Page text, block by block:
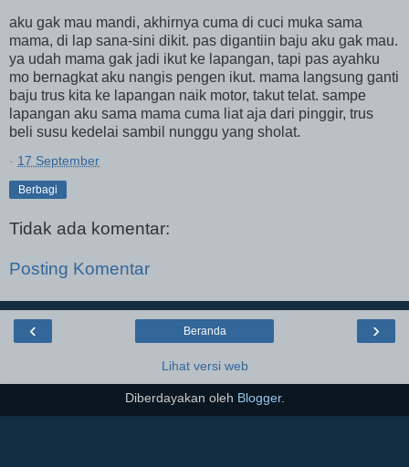
aku gak mau mandi, akhirnya cuma di cuci muka sama
mama, di lap sana-sini dikit. pas digantiin baju aku gak mau.
ya udah mama gak jadi ikut ke lapangan, tapi pas ayahku
mo bernagkat aku nangis pengen ikut. mama langsung ganti
baju trus kita ke lapangan naik motor, takut telat. sampe
lapangan aku sama mama cuma liat aja dari pinggir, trus
beli susu kedelai sambil nunggu yang sholat.
- 17 September
Berbagi
Tidak ada komentar:
Posting Komentar
‹ ›
Beranda
Lihat versi web
Diberdayakan oleh Blogger.